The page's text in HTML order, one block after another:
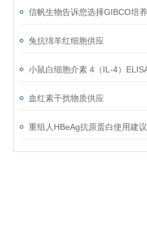
兔抗绵羊红细胞供应
血红素干扰物质供应
重组人HBeAg抗原蛋白使用建议